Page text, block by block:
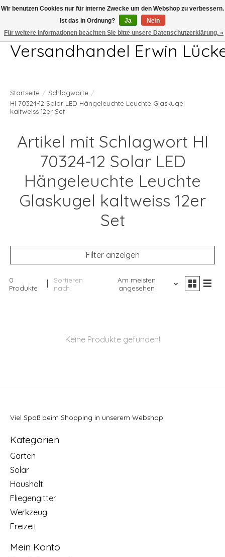
Telefon 04407 715872 MO-DO 7.00-17.00Uhr FR 7.00-13.00Uhr
Versandhandel Erwin
Startseite / Schlagworte /
HI 70324-12 Solar LED Hängeleuchte Leuchte Glaskugel
kaltweiss 12er Set
Artikel mit Schlagwort HI
70324-12 Solar LED
Hängeleuchte Leuchte
Glaskugel kaltweiss 12er
Set
Filter anzeigen
0
Produkte
Sortieren
nach
Am meisten
angesehen
Keine Produkte gefunden!
Viel Spaß beim Shopping in unserem Webshop
Kategorien
Garten
Solar
Haushalt
Fliegengitter
Werkzeug
Freizeit
Mein Konto
Wir benutzen Cookies nur für interne Zwecke um den Webshop zu verbessern.
Ist das in Ordnung?
Ja
Nein
Für weitere Informationen beachten Sie bitte unsere Datenschutzerklärung. »